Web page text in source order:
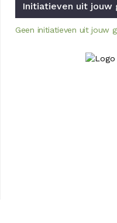
Initiatieven uit jouw
Geen initiatieven uit jouw